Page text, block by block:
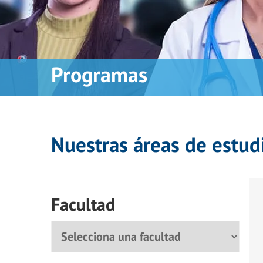
Programas
Nuestras áreas de
Facultad